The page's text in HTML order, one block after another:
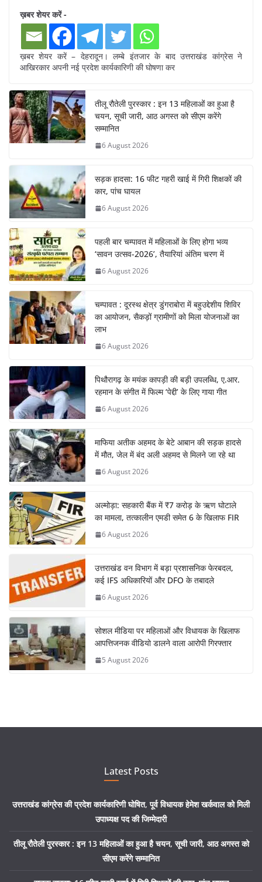
ख़बर शेयर करें -
ख़बर शेयर करें – देहरादून। लम्बे इंतजार के बाद उत्तराखंड कांग्रेस ने
आखिरकार अपनी नई प्रदेश कार्यकारिणी की घोषणा कर
तीलू रौतेली पुरस्कार : इन 13 महिलाओं का हुआ है
चयन, सूची जारी, आठ अगस्त को सीएम करेंगे
सम्मानित
6 August 2026
सड़क हादसा: 16 फीट गहरी खाई में गिरी शिक्षकों की
कार, पांच घायल
6 August 2026
पहली बार चम्पावत में महिलाओं के लिए होगा भव्य
‘सावन उत्सव-2026’, तैयारियां अंतिम चरण में
6 August 2026
चम्पावत : दूरस्थ क्षेत्र डुंगराबोरा में बहुउद्देशीय शिविर
का आयोजन, सैकड़ों ग्रामीणों को मिला योजनाओं का
लाभ
6 August 2026
पिथौरागढ़ के मयंक कापड़ी की बड़ी उपलब्धि, ए.आर.
रहमान के संगीत में फिल्म ‘पेद्दी’ के लिए गाया गीत
6 August 2026
माफिया अतीक अहमद के बेटे आबान की सड़क हादसे
में मौत, जेल में बंद अली अहमद से मिलने जा रहे था
6 August 2026
अल्मोड़ा: सहकारी बैंक में ₹7 करोड़ के ऋण घोटाले
का मामला, तत्कालीन एमडी समेत 6 के खिलाफ FIR
6 August 2026
उत्तराखंड वन विभाग में बड़ा प्रशासनिक फेरबदल,
कई IFS अधिकारियों और DFO के तबादले
6 August 2026
सोशल मीडिया पर महिलाओं और विधायक के खिलाफ
आपत्तिजनक वीडियो डालने वाला आरोपी गिरफ्तार
5 August 2026
Latest Posts
उत्तराखंड कांग्रेस की प्रदेश कार्यकारिणी घोषित, पूर्व विधायक हेमेश खर्कवाल को मिली
उपाध्यक्ष पद की जिम्मेदारी
तीलू रौतेली पुरस्कार : इन 13 महिलाओं का हुआ है चयन, सूची जारी, आठ अगस्त को
सीएम करेंगे सम्मानित